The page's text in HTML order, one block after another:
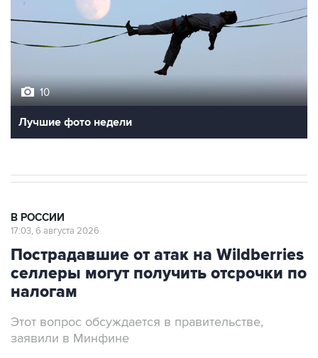
10
Лучшие фото недели
В РОССИИ
17:03, 6 августа 2026
Пострадавшие от атак на Wildberries
селлеры могут получить отсрочки по
налогам
Этот вопрос обсуждается в правительстве,
заявили в Минфине